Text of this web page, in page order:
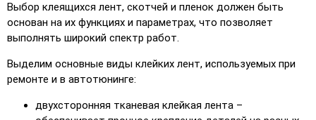
Выбор клеящихся лент, скотчей и пленок должен быть
основан на их функциях и параметрах, что позволяет
выполнять широкий спектр работ.
Выделим основные виды клейких лент, используемых при
ремонте и в автотюнинге:
двухсторонняя тканевая клейкая лента –